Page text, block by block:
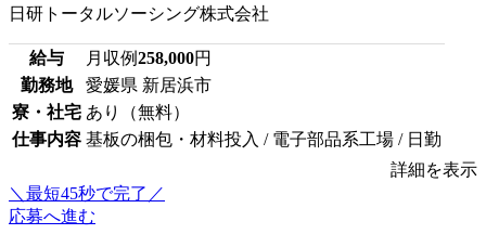
日研トータルソーシング株式会社
給与 月収例258,000円
勤務地
愛媛県 新居浜市
寮・社宅 あり（無料）
仕事内容 基板の梱包・材料投入 / 電子部品系工場 / 日勤
詳細を表示
＼最短45秒で完了／
応募へ進む